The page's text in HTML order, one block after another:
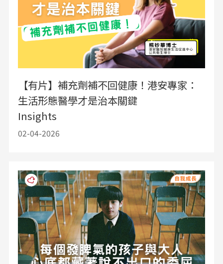
【有片】補充劑補不回健康！港安專家：
生活形態醫學才是治本關鍵
Insights
02-04-2026